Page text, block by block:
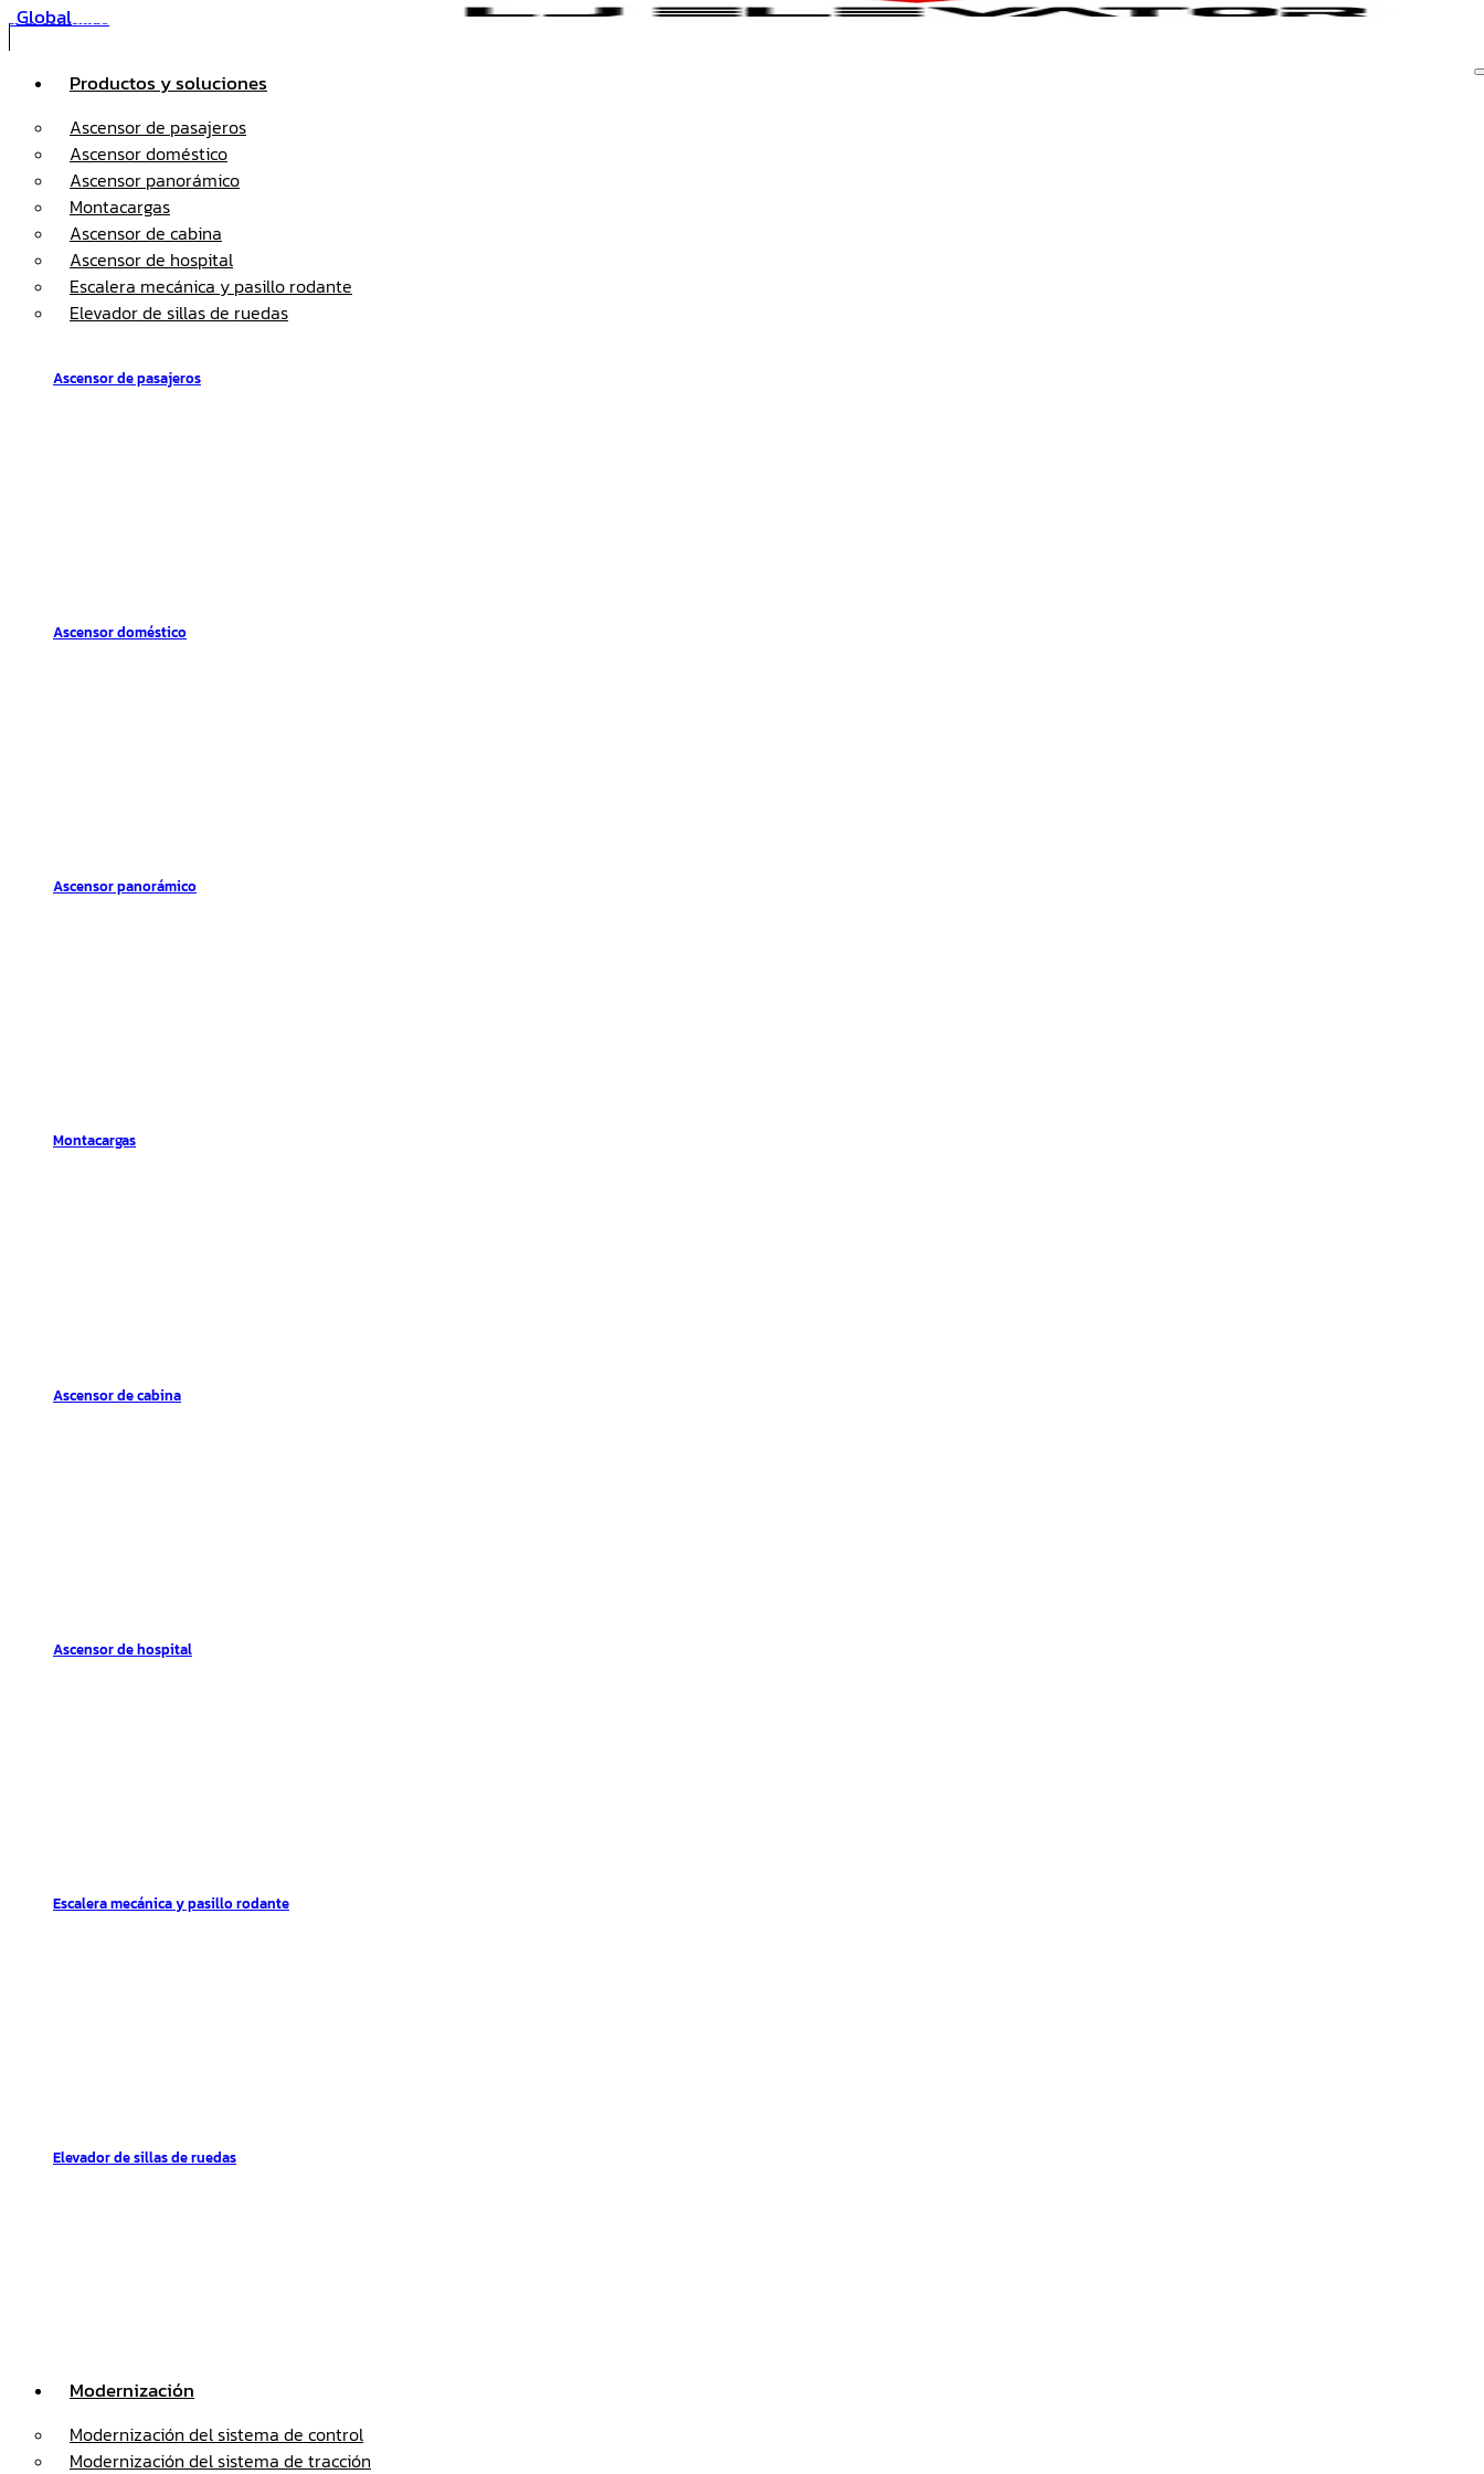
Ir al contenido
Global
Productos y soluciones
Ascensor de pasajeros
Ascensor doméstico
Ascensor panorámico
Montacargas
Ascensor de cabina
Ascensor de hospital
Escalera mecánica y pasillo rodante
Elevador de sillas de ruedas
Ascensor de pasajeros
Ascensor doméstico
Ascensor panorámico
Montacargas
Ascensor de cabina
Ascensor de hospital
Escalera mecánica y pasillo rodante
Elevador de sillas de ruedas
Modernización
Modernización del sistema de control
Modernización del sistema de tracción